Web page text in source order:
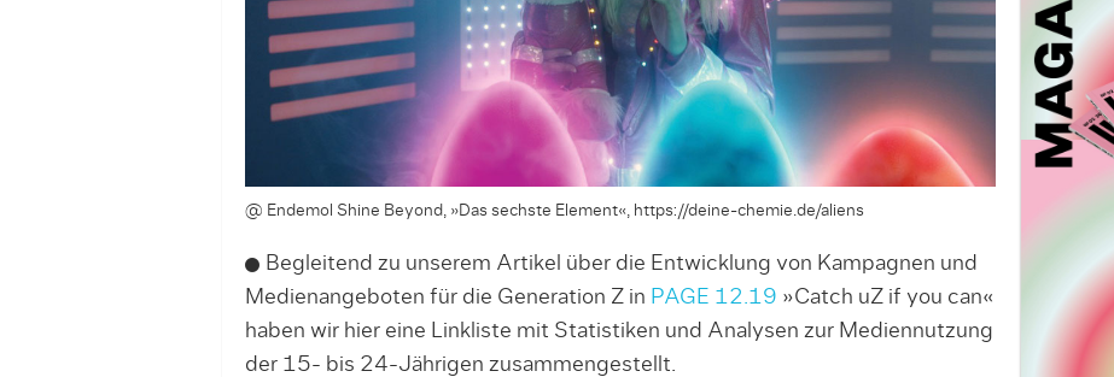
@ Endemol Shine Beyond, »Das sechste Element«, https://deine-chemie.de/aliens
Begleitend zu unserem Artikel über die Entwicklung von Kampagnen und
Medienangeboten für die Generation Z in PAGE 12.19 »Catch uZ if you can«
haben wir hier eine Linkliste mit Statistiken und Analysen zur Mediennutzung
der 15- bis 24-Jährigen zusammengestellt.